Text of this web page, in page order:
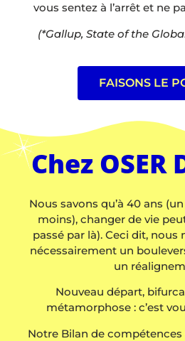
vous sentez à l’arrêt et ne
(*Gallup, State of the
FAISONS LE
Chez OSER
Nous savons qu’à 40 ans
moins), changer de vie
passé par là). Ceci dit, nous
nécessairement un
un
Nouveau départ,
métamorphose : c’est
Notre Bilan de